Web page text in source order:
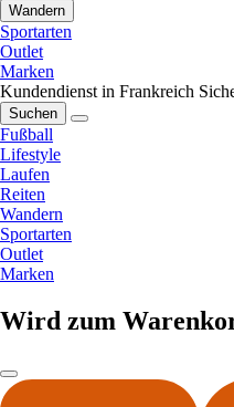
Wandern
Sportarten
Outlet
Marken
Kundendienst in Frankreich
Suchen
Fußball
Lifestyle
Laufen
Reiten
Wandern
Sportarten
Outlet
Marken
Wird zum